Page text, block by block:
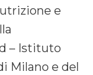
e
– Istituto
Milano e del